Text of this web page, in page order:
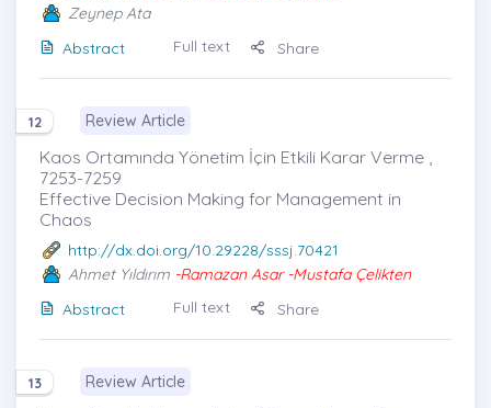
Zeynep Ata
Abstract
Full text Share
12 Review Article
Kaos Ortamında Yönetim İçin Etkili Karar Verme ,
7253-7259
Effective Decision Making for Management in
Chaos
http://dx.doi.org/10.29228/sssj.70421
Ahmet Yıldırım -Ramazan Asar -Mustafa Çelikten
Abstract
Full text Share
13 Review Article